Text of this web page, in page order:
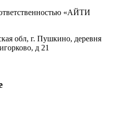
«АЙТИ
обл, г. Пушкино, деревня
д 21